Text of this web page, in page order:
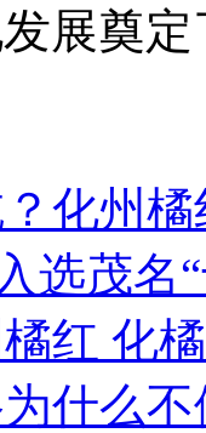
展奠
化州
选茂名
橘红 化
什么不